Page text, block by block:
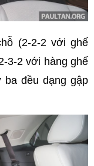
(2-2-2 với ghế
3-2 với hàng ghế
ba đều dạng gập